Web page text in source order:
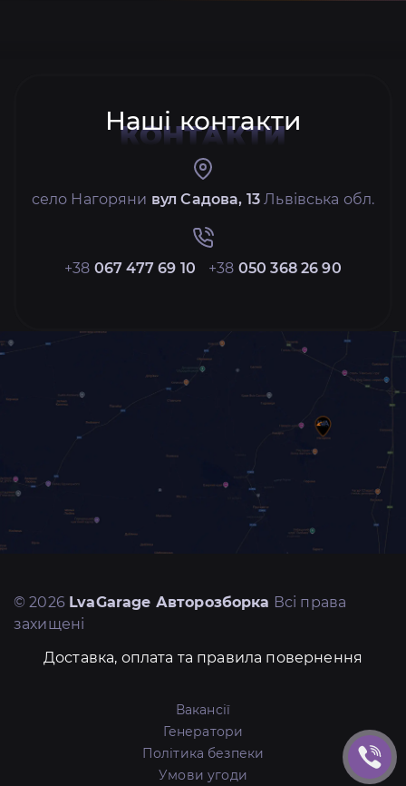
Наші контакти
КОНТАКТИ
село Нагоряни вул Садова, 13 Львівська обл.
+38 067 477 69 10 +38 050 368 26 90
© 2026 LvaGarage Авторозборка Всі права
захищені
Доставка, оплата та правила повернення
Вакансії
Генератори
Політика безпеки
Умови угоди